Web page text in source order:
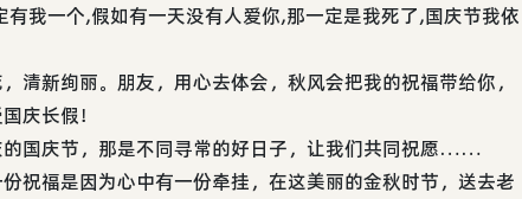
我一个,假如有一天没有人爱你,那一定是我死了,国庆节我依
清新绚丽。朋友，用心去体会，秋风会把我的祝福带给你，
庆长假！
的国庆节，那是不同寻常的好日子，让我们共同祝愿……
祝福是因为心中有一份牵挂，在这美丽的金秋时节，送去老